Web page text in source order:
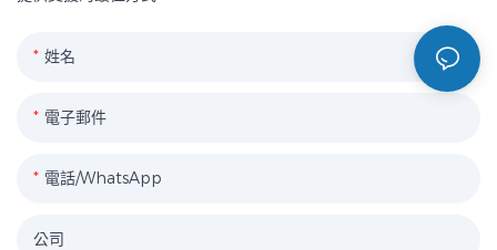
姓名
電子郵件
電話/WhatsApp
公司